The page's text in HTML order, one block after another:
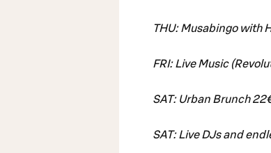
THU: Musabingo with
FRI: Live Music
SAT: Urban Brunch
SAT: Live DJs and